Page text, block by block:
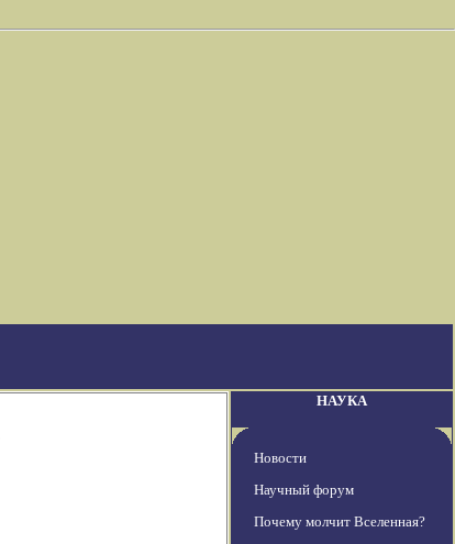
НАУКА
Новости
Научный форум
Почему молчит Вселенная?